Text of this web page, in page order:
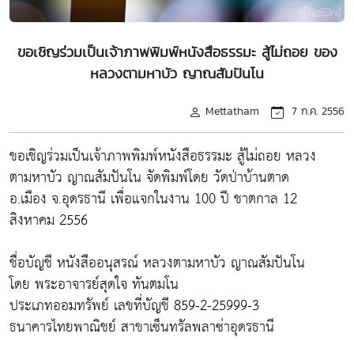
ขอเชิญร่วมเป็นเจ้าภาพพิมพ์หนังสือธรรมะ สู้ไม่ถอย ของ
หลวงตามหาบัว ญาณสัมปันโน
Mettatham 7 ก.ค. 2556
ขอเชิญร่วมเป็นเจ้าภาพพิมพ์หนังสือธรรมะ สู้ไม่ถอย หลวง
ตามหาบัว ญาณสัมปันโน จัดพิมพ์โดย วัดป่าบ้านตาด
อ.เมือง จ.อุดรธานี เพื่อแจกในงาน 100 ปี ชาตกาล 12
สิงหาคม 2556
ชื่อบัญชี หนังสืออนุสรณ์ หลวงตามหาบัว ญาณสัมปันโน
โดย พระอาจารย์สุดใจ ทันตมโน
ประเภทออมทรัพย์ เลขที่บัญชี 859-2-25999-3
ธนาคารไทยพาณิชย์ สาขาเซ็นทรัลพลาซ่าอุดรธานี